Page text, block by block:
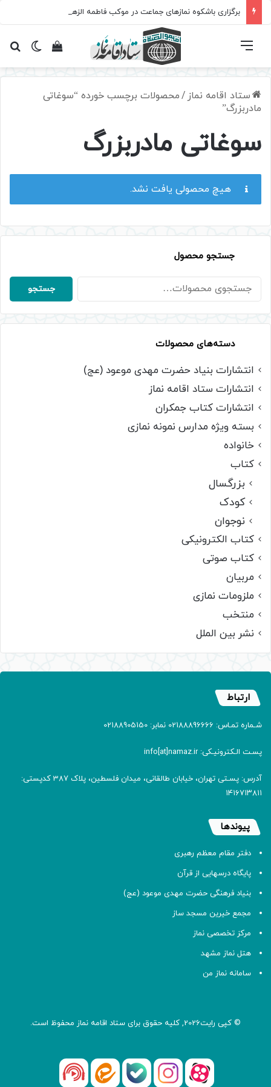
برگزاری باشکوه نمازهای جماعت در موکب فاطمه الزهرا (س)
تغییرمشاهده فهرست
ستاد اقامه نماز /محصولات برچسب خورده “سوغاتی
مادربزرگ”
سوغاتی مادربزرگ
هیچ محصولی یافت نشد.
جستجو محصول
جستجو
برای:
جستجو
دسته‌های محصولات
انتشارات بنیاد حضرت مهدی موعود (عج)
انتشارات ستاد اقامه نماز
انتشارات کتاب جمکران
بسته ویژه مدارس نمونه نمازی
خانواده
کتاب
بزرگسال
کودک
نوجوان
کتاب الکترونیکی
کتاب صوتی
مربیان
ملزومات نمازی
منتخب
نشر بین الملل
ارتباط
شـماره تمـاس: 02188896666 نمابر: 02188905150
پسـت الـکترونیـکی: info[at]namaz.ir
آدرس: پسـتی تهران، خیابان طالقانی، میدان فلسطین، پلاک 387 کدپستی:
۱۴۱۶۷۱۳۸۱۱
پیوندها
دفتر مقام معظم رهبری
پایگاه درسهایی از قرآن
بنیاد فرهنگی حضرت مهدی موعود (عج)
مجمع خیرین مسجد ساز
مرکز تخصصی نماز
هتل نماز مشهد
سامانه نماز من
© کپی رایت2026, کلیه حقوق برای ستاد اقامه نماز محفوظ است.
آپارات اینستاگرام
بله ایتا